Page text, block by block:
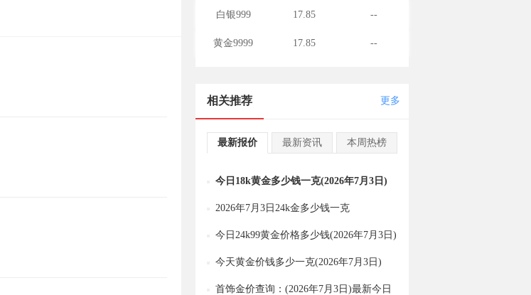
白银999 17.85 --
黄金9999 17.85 --
相关推荐 更多
最新报价 最新资讯 本周热榜
今日18k黄金多少钱一克(2026年7月3日)
2026年7月3日24k金多少钱一克
今日24k99黄金价格多少钱(2026年7月3日)
今天黄金价钱多少一克(2026年7月3日)
首饰金价查询：(2026年7月3日)最新今日